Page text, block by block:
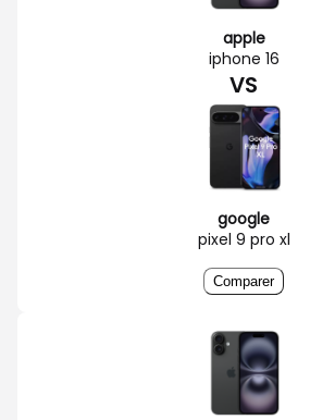
apple
iphone 16
VS
google
pixel 9 pro xl
Comparer